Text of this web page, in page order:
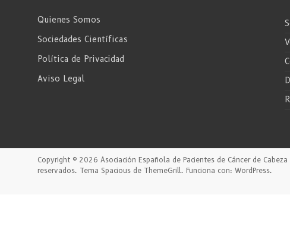
Quienes Somos
Sociedades Científicas
Política de Privacidad
Aviso Legal
Copyright © 2026 Asociación Española de Pacientes de Cáncer de
reservados. Tema Spacious de ThemeGrill. Funciona con: WordPress.